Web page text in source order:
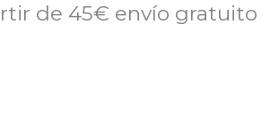
de 45€ envío gratuito